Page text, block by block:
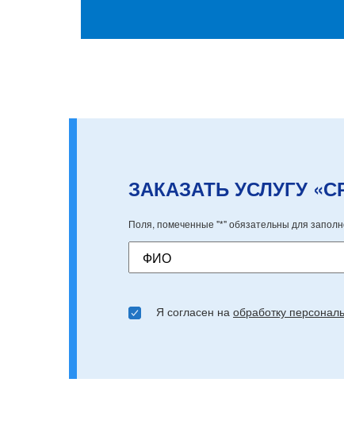
ЗАКАЗАТЬ УСЛУГУ
Поля, помеченные "*" обязательны для
ФИО
Я согласен на обработку